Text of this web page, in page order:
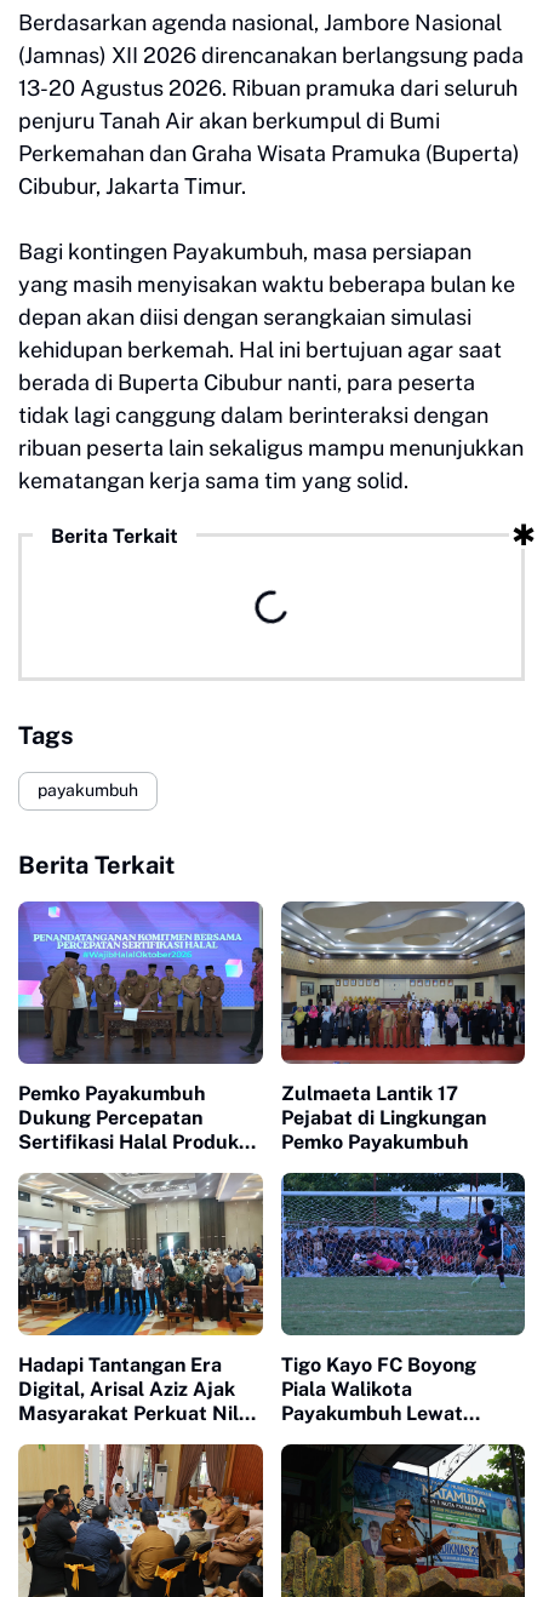
Berdasarkan agenda nasional, Jambore Nasional
(Jamnas) XII 2026 direncanakan berlangsung pada
13-20 Agustus 2026. Ribuan pramuka dari seluruh
penjuru Tanah Air akan berkumpul di Bumi
Perkemahan dan Graha Wisata Pramuka (Buperta)
Cibubur, Jakarta Timur.
Bagi kontingen Payakumbuh, masa persiapan
yang masih menyisakan waktu beberapa bulan ke
depan akan diisi dengan serangkaian simulasi
kehidupan berkemah. Hal ini bertujuan agar saat
berada di Buperta Cibubur nanti, para peserta
tidak lagi canggung dalam berinteraksi dengan
ribuan peserta lain sekaligus mampu menunjukkan
kematangan kerja sama tim yang solid.
Berita Terkait
Tags
payakumbuh
Berita Terkait
Pemko Payakumbuh
Dukung Percepatan
Sertifikasi Halal Produk
Zulmaeta Lantik 17
Pejabat di Lingkungan
Pemko Payakumbuh
Hadapi Tantangan Era
Digital, Arisal Aziz Ajak
Masyarakat Perkuat Nilai
Tigo Kayo FC Boyong
Piala Walikota
Payakumbuh Lewat